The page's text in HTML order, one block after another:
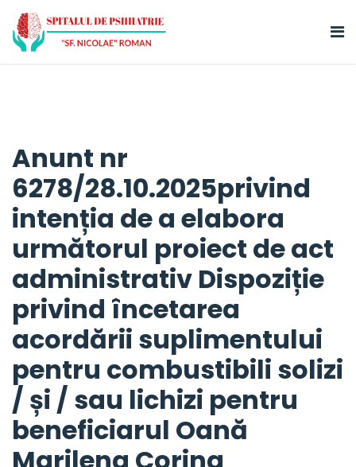
Anunt nr
6278/28.10.2025privind
intenția de a elabora
următorul proiect de act
administrativ Dispoziție
privind încetarea
acordării suplimentului
pentru combustibili solizi
/ și / sau lichizi pentru
beneficiarul Oană